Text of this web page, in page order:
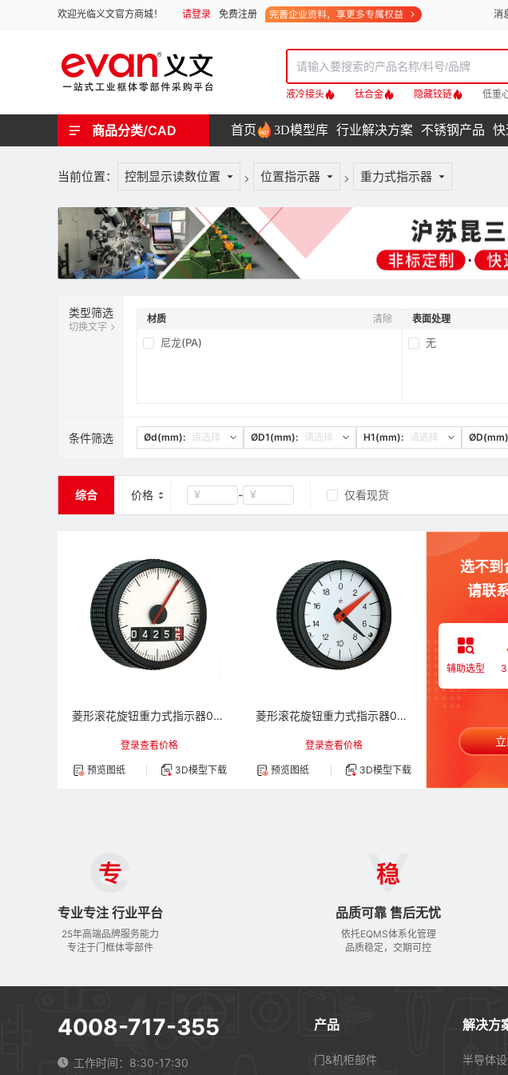
欢迎光临义文官方商城！ 请登录 免费注册 消
液冷接头 钛合金 隐藏铰链 低重
商品分类/CAD 首页 3D模型库 行业解决方案 不锈钢产品 快
当前位置： 控制显示读数位置 位置指示器 重力式指示器
类型筛选
切换文字
材质 清除
尼龙(PA)
表面处理
无
条件筛选 Ød(mm): 请选择 ØD1(mm): 请选择 H1(mm): 请选择
综合 价格 ￥ - ￥ 仅看现货
菱形滚花旋钮重力式指示器02型
登录查看价格
预览图纸 3D模型下载
菱形滚花旋钮重力式指示器01型
登录查看价格
预览图纸 3D模型下载
选不到
请联
辅助选型
专业专注 行业平台
25年高端品牌服务能力
专注于门框体零部件
品质可靠 售后无忧
依托EQMS体系化管理
品质稳定，交期可控
4008-717-355
工作时间：8:30-17:30
产品
门&机柜部件
解决方
半导体